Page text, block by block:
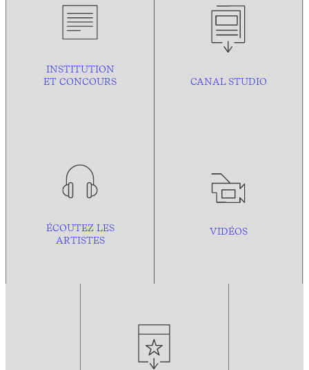
INSTITUTION
ET CONCOURS
CANAL STUDIO
ÉCOUTEZ LES
ARTISTES
VIDÉOS